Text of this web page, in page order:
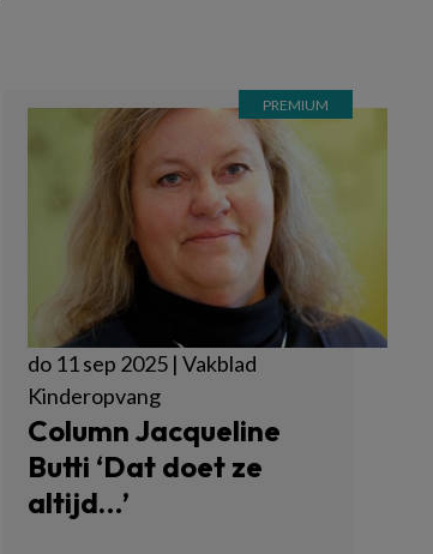
do 11 sep 2025 | Vakblad
Kinderopvang
Column Jacqueline
Butti ‘Dat doet ze
altijd…’